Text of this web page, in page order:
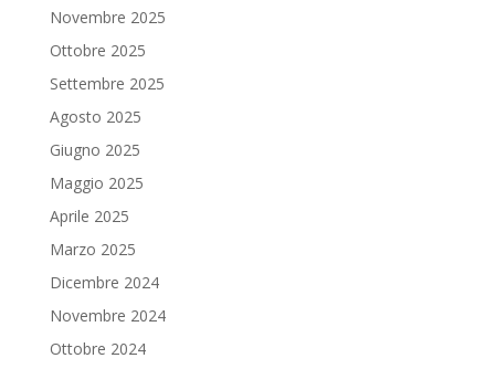
Novembre 2025
Ottobre 2025
Settembre 2025
Agosto 2025
Giugno 2025
Maggio 2025
Aprile 2025
Marzo 2025
Dicembre 2024
Novembre 2024
Ottobre 2024